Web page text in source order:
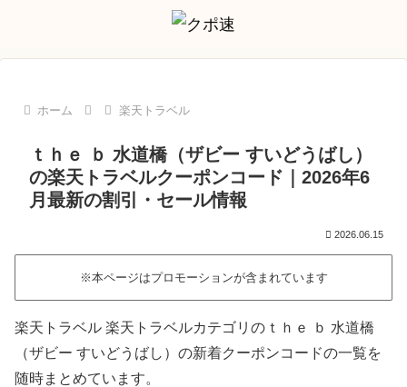
ホーム 楽天トラベル
ｔｈｅ ｂ 水道橋（ザビー すいどうばし）
の楽天トラベルクーポンコード｜2026年6
月最新の割引・セール情報
2026.06.15
※本ページはプロモーションが含まれています
楽天トラベル 楽天トラベルカテゴリのｔｈｅ ｂ 水道橋
（ザビー すいどうばし）の新着クーポンコードの一覧を
随時まとめています。